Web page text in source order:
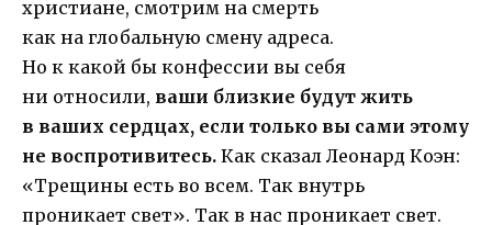
христиане, смотрим на смерть
как на глобальную смену адреса.
Но к какой бы конфессии вы себя
ни относили, ваши близкие будут жить
в ваших сердцах, если только вы сами этому
не воспротивитесь. Как сказал Леонард Коэн:
«Трещины есть во всем. Так внутрь
проникает свет». Так в нас проникает свет.